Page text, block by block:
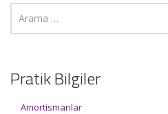
Pratik Bilgiler
Amortismanlar